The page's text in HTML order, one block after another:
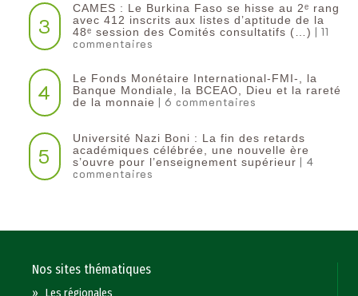
3
CAMES : Le Burkina Faso se hisse au 2ᵉ rang
avec 412 inscrits aux listes d’aptitude de la
48ᵉ session des Comités consultatifs (…) | 11
commentaires
4
Le Fonds Monétaire International-FMI-, la
Banque Mondiale, la BCEAO, Dieu et la rareté
de la monnaie | 6 commentaires
5
Université Nazi Boni : La fin des retards
académiques célébrée, une nouvelle ère
s’ouvre pour l’enseignement supérieur | 4
commentaires
Nos sites thématiques
»Les régionales